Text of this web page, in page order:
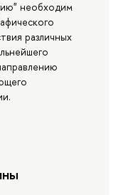
необходим
различных